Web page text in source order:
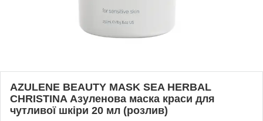
AZULENE BEAUTY MASK SEA HERBAL
CHRISTINA Азуленова маска краси для
чутливої шкіри 20 мл (розлив)